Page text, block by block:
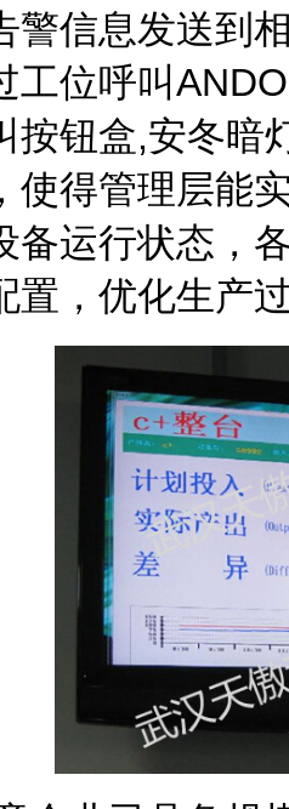
警信息发送到
工位呼叫
按钮盒,安冬暗
使得管理层能
备运行状态，
置，优化生产